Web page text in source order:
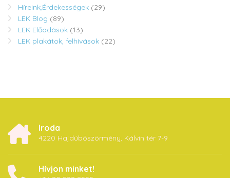
Híreink,Érdekességek (29)
LEK Blog (89)
LEK Előadások (13)
LEK plakátok, felhívások (22)
Iroda
4220 Hajdúböszörmény, Kálvin tér 7-9
Hívjon minket!